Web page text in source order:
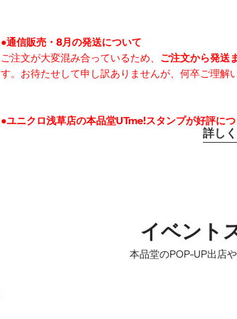
●通信販売・8月の発送について
ご注文が大変混み合っているため、 ご注文から発送
す。お待たせして申し訳ありませんが、何卒ご理解
●ユニクロ浅草店の本品堂UTme!スタンプが好評に
詳し
イベント
本品堂のPOP-UP出店